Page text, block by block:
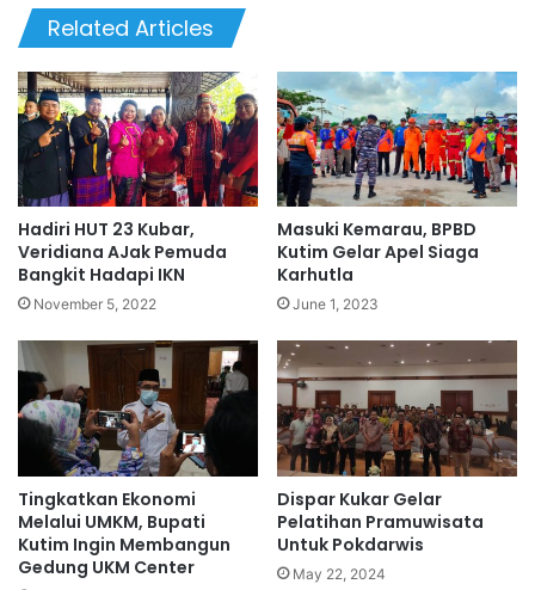
Related Articles
Hadiri HUT 23 Kubar,
Veridiana AJak Pemuda
Bangkit Hadapi IKN
November 5, 2022
Masuki Kemarau, BPBD
Kutim Gelar Apel Siaga
Karhutla
June 1, 2023
Tingkatkan Ekonomi
Melalui UMKM, Bupati
Kutim Ingin Membangun
Gedung UKM Center
Dispar Kukar Gelar
Pelatihan Pramuwisata
Untuk Pokdarwis
May 22, 2024